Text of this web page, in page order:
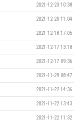
2021-12-23 10:38
2021-12-20 11:04
2021-12-18 17:05
2021-12-17 13:18
2021-12-17 09:36
2021-11-29 08:47
2021-11-22 14:36
2021-11-22 13:43
2021-11-22 11:32